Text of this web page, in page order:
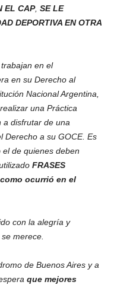
EL CAP, SE LE
DEPORTIVA EN OTRA
en el
en su Derecho al
Nacional Argentina,
una Práctica
a disfrutar de una
Derecho a su GOCE. Es
de quienes deben
FRASES
ocurrió en el
con la alegría y
merece.
de Buenos Aires y a
que mejores